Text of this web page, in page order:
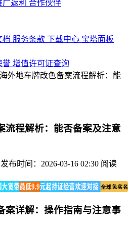
广返利 合作伙伴
档 服务条款 下载中心 宝塔面板
誉 增值许可证查询
海外地车牌改色备案流程解析：能
流程解析：能否备案及注意
发布时间：2026-03-16 02:30 阅读
案详解：操作指南与注意事